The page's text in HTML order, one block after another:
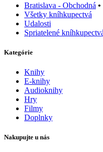
Bratislava - Obchodná
Všetky kníhkupectvá
Udalosti
Spriatelené
Kategórie
Knihy
E-knihy
Audioknihy
Hry
Filmy
Doplnky
Nakupujte u nás